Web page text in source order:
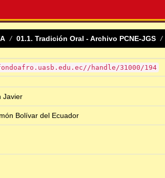
01.1. Tradición Oral - Archivo PCNE-JGS
handle/31000/194
Javier
Bolívar del Ecuador